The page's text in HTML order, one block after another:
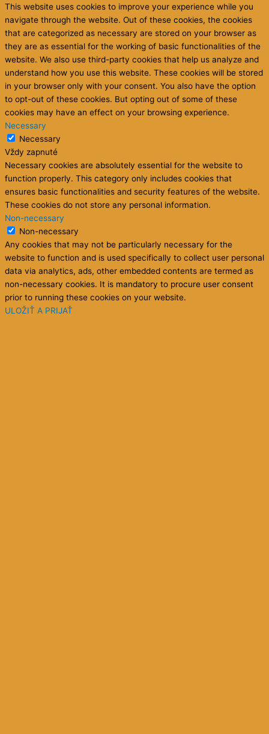
This website uses cookies to improve your experience while you
navigate through the website. Out of these cookies, the cookies
that are categorized as necessary are stored on your browser as
they are as essential for the working of basic functionalities of the
website. We also use third-party cookies that help us analyze and
understand how you use this website. These cookies will be stored
in your browser only with your consent. You also have the option
to opt-out of these cookies. But opting out of some of these
cookies may have an effect on your browsing experience.
Necessary
Necessary
Vždy zapnuté
Necessary cookies are absolutely essential for the website to
function properly. This category only includes cookies that
ensures basic functionalities and security features of the website.
These cookies do not store any personal information.
Non-necessary
Non-necessary
Any cookies that may not be particularly necessary for the
website to function and is used specifically to collect user personal
data via analytics, ads, other embedded contents are termed as
non-necessary cookies. It is mandatory to procure user consent
prior to running these cookies on your website.
ULOŽIŤ A PRIJAŤ